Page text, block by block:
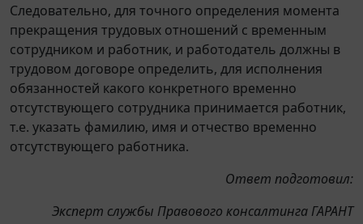
Следовательно, для точного определения момента
прекращения трудовых отношений с временным
сотрудником и работник, и работодатель должны в
трудовом договоре определить, для исполнения
обязанностей какого конкретного временно
отсутствующего сотрудника принимается работник,
т.е. указать фамилию, имя и отчество временно
отсутствующего работника.
Ответ подготовил:
Эксперт службы Правового консалтинга ГАРАНТ